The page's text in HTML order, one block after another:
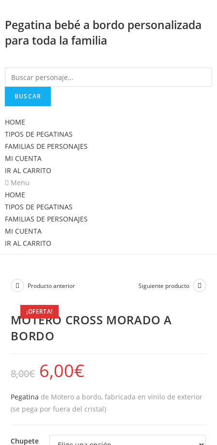
contenido
Pegatina bebé a bordo personalizada
para toda la familia
BUSCAR
HOME
TIPOS DE PEGATINAS
FAMILIAS DE PERSONAJES
MI CUENTA
IR AL CARRITO
Menu
HOME
TIPOS DE PEGATINAS
FAMILIAS DE PERSONAJES
MI CUENTA
IR AL CARRITO
¡OFERTA!
Producto anterior Siguiente producto
MOTERO CROSS MORADO A
BORDO
8,00€ 6,00€
Pegatina de Motero a bordo, fabricada en vinilo de exterior
(se pega por fuera del cristal)
Chupete